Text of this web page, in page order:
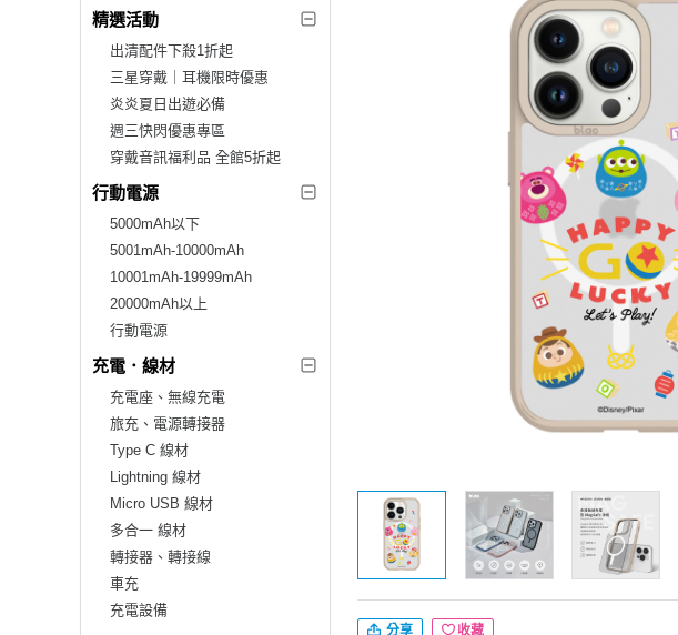
精選活動
出清配件下殺1折起
三星穿戴｜耳機限時優惠
炎炎夏日出遊必備
週三快閃優惠專區
穿戴音訊福利品 全館5折起
行動電源
5000mAh以下
5001mAh-10000mAh
10001mAh-19999mAh
20000mAh以上
行動電源
充電．線材
充電座、無線充電
旅充、電源轉接器
Type C 線材
Lightning 線材
Micro USB 線材
多合一 線材
轉接器、轉接線
車充
充電設備
分享 收藏